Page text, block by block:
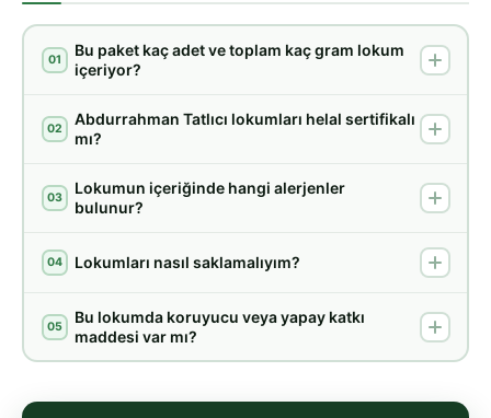
01
Bu paket kaç adet ve toplam kaç gram lokum
içeriyor?
02
Abdurrahman Tatlıcı lokumları helal sertifikalı
mı?
03
Lokumun içeriğinde hangi alerjenler
bulunur?
04 Lokumları nasıl saklamalıyım?
05
Bu lokumda koruyucu veya yapay katkı
maddesi var mı?